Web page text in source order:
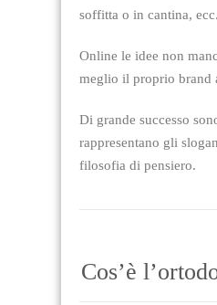
soffitta o in cantina, ecc.
Online le idee non
meglio il proprio brand
Di grande successo
rappresentano gli
filosofia di pensiero.
Cos’è